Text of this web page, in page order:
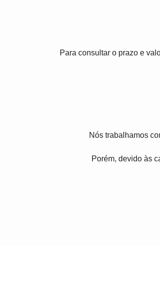
Para consultar o prazo e
Nós trabalhamos
Porém, devido às